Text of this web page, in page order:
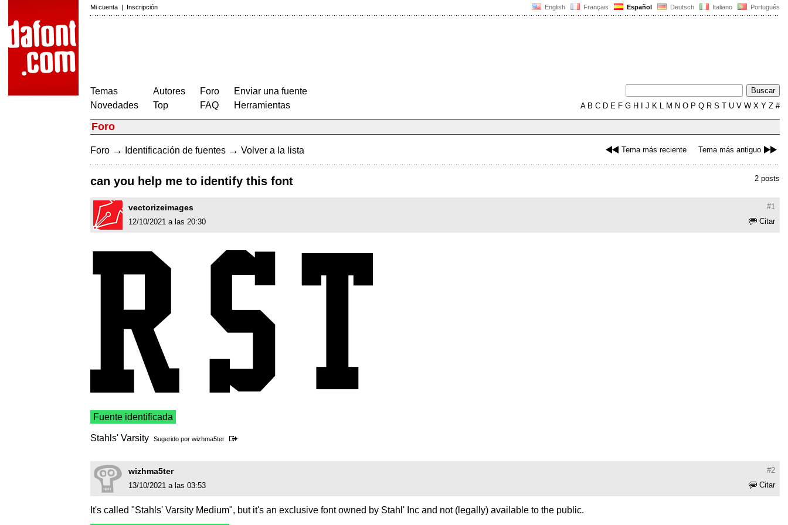
English Français Español Deutsch Italiano Português
Mi cuenta | Inscripción
Temas
Novedades
Autores
Top
Foro
FAQ
Enviar una fuente
Herramientas
AB C D E F G H J K L M N O P Q R S T U V W X Y Z #
Foro
Tema más reciente Tema más antiguo
Foro → Identificación de fuentes → Volver a la lista
2 posts
can you help me to identify this font
#1
vectorizeimages
Citar
12/10/2021 a las 20:30
Fuente identificada
Stahls' Varsity Sugerido por wizhma5ter
#2
wizhma5ter
Citar
13/10/2021 a las 03:53
It's called "Stahls' Varsity Medium", but it's an exclusive font owned by Stahl' Inc and not (legally) available to the public.